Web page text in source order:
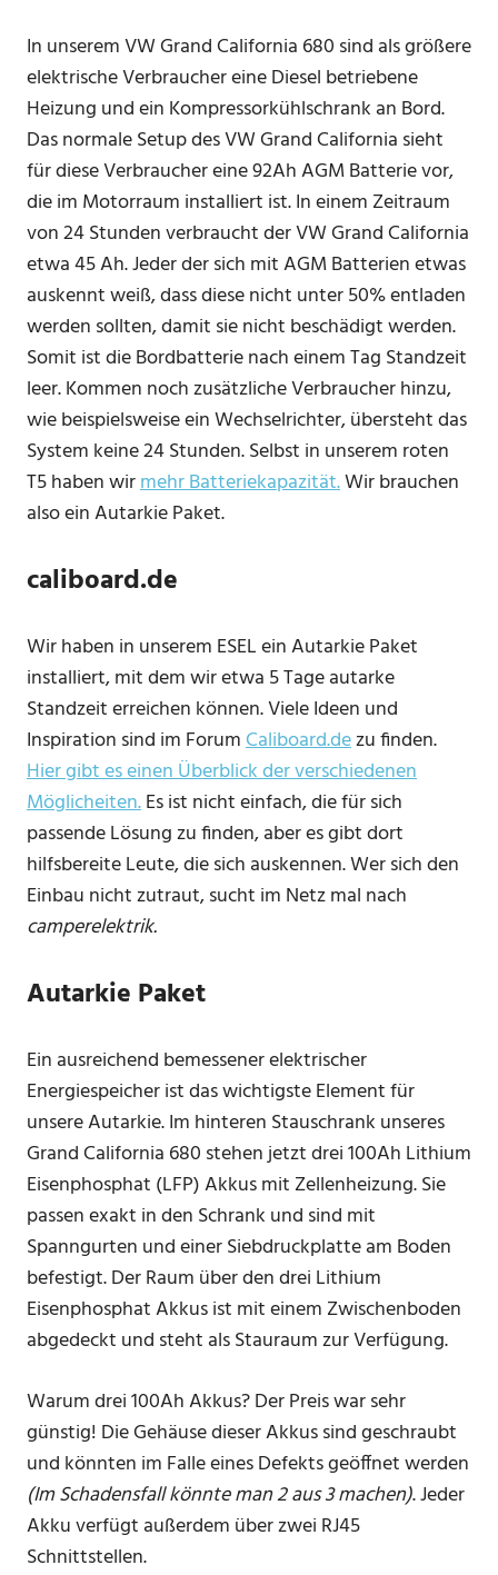
In unserem VW Grand California 680 sind als größere
elektrische Verbraucher eine Diesel betriebene
Heizung und ein Kompressorkühlschrank an Bord.
Das normale Setup des VW Grand California sieht
für diese Verbraucher eine 92Ah AGM Batterie vor,
die im Motorraum installiert ist. In einem Zeitraum
von 24 Stunden verbraucht der VW Grand California
etwa 45 Ah. Jeder der sich mit AGM Batterien etwas
auskennt weiß, dass diese nicht unter 50% entladen
werden sollten, damit sie nicht beschädigt werden.
Somit ist die Bordbatterie nach einem Tag Standzeit
leer. Kommen noch zusätzliche Verbraucher hinzu,
wie beispielsweise ein Wechselrichter, übersteht das
System keine 24 Stunden. Selbst in unserem roten
T5 haben wirmehr Batteriekapazität.Wir brauchen
also ein Autarkie Paket.
caliboard.de
Wir haben in unserem ESEL ein Autarkie Paket
installiert, mit dem wir etwa 5 Tage autarke
Standzeit erreichen können. Viele Ideen und
Inspiration sind im ForumCaliboard.dezu finden.
Hier gibt eseinenÜberblick der verschiedenen
Möglicheiten.Es ist nicht einfach, die für sich
passende Lösung zu finden, aber es gibt dort
hilfsbereite Leute, die sich auskennen. Wer sich den
Einbau nicht zutraut, sucht im Netz mal nach
camperelektrik.
Autarkie Paket
Ein ausreichend bemessener elektrischer
Energiespeicher ist das wichtigste Element für
unsere Autarkie. Im hinteren Stauschrank unseres
Grand California 680 stehen jetzt drei 100Ah Lithium
Eisenphosphat (LFP) Akkus mit Zellenheizung. Sie
passen exakt in den Schrank und sind mit
Spanngurten und einer Siebdruckplatte am Boden
befestigt. Der Raum über den drei Lithium
Eisenphosphat Akkus ist mit einem Zwischenboden
abgedeckt und steht als Stauraum zur Verfügung.
Warum drei 100Ah Akkus? Der Preis war sehr
günstig! Die Gehäuse dieser Akkus sind geschraubt
und könnten im Falle eines Defekts geöffnet werden
(Im Schadensfall könnte man 2 aus 3 machen). Jeder
Akku verfügt außerdem über zwei RJ45
Schnittstellen.